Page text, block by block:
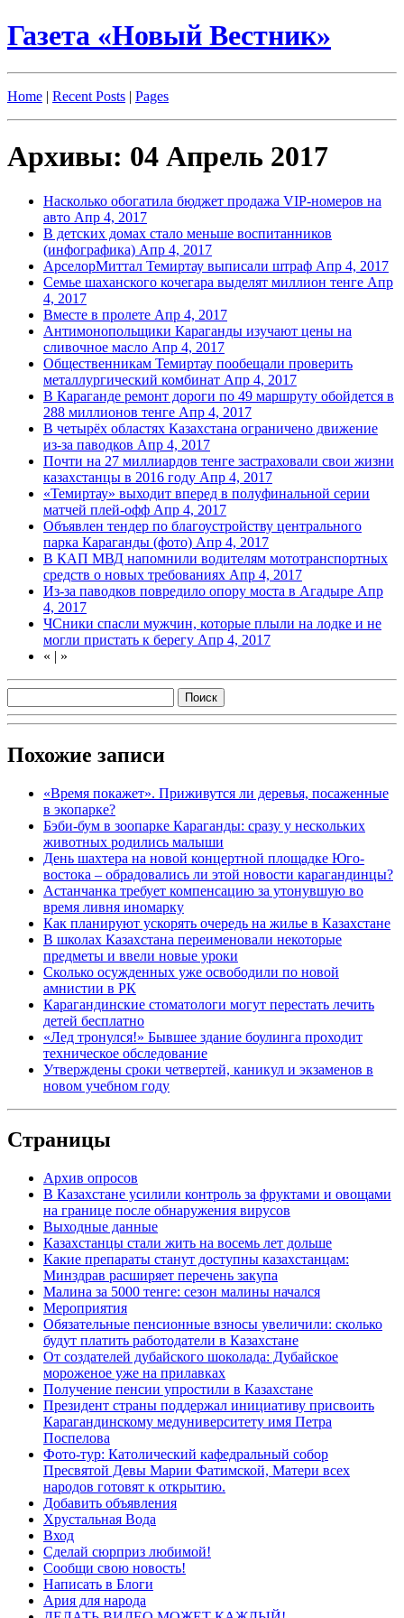
Газета «Новый Вестник»
Home | Recent Posts | Pages
Архивы: 04 Апрель 2017
Насколько обогатила бюджет продажа VIP-номеров на
авто Апр 4, 2017
В детских домах стало меньше воспитанников
(инфографика) Апр 4, 2017
АрселорМиттал Темиртау выписали штраф Апр 4, 2017
Семье шаханского кочегара выделят миллион тенге Апр
4, 2017
Вместе в пролете Апр 4, 2017
Антимонопольщики Караганды изучают цены на
сливочное масло Апр 4, 2017
Общественникам Темиртау пообещали проверить
металлургический комбинат Апр 4, 2017
В Караганде ремонт дороги по 49 маршруту обойдется в
288 миллионов тенге Апр 4, 2017
В четырёх областях Казахстана ограничено движение
из-за паводков Апр 4, 2017
Почти на 27 миллиардов тенге застраховали свои жизни
казахстанцы в 2016 году Апр 4, 2017
«Темиртау» выходит вперед в полуфинальной серии
матчей плей-офф Апр 4, 2017
Объявлен тендер по благоустройству центрального
парка Караганды (фото) Апр 4, 2017
В КАП МВД напомнили водителям мототранспортных
средств о новых требованиях Апр 4, 2017
Из-за паводков повредило опору моста в Агадыре Апр
4, 2017
ЧСники спасли мужчин, которые плыли на лодке и не
могли пристать к берегу Апр 4, 2017
« | »
Похожие записи
«Время покажет». Приживутся ли деревья, посаженные
в экопарке?
Бэби-бум в зоопарке Караганды: сразу у нескольких
животных родились малыши
День шахтера на новой концертной площадке Юго-
востока – обрадовались ли этой новости карагандинцы?
Астанчанка требует компенсацию за утонувшую во
время ливня иномарку
Как планируют ускорять очередь на жилье в Казахстане
В школах Казахстана переименовали некоторые
предметы и ввели новые уроки
Сколько осужденных уже освободили по новой
амнистии в РК
Карагандинские стоматологи могут перестать лечить
детей бесплатно
«Лед тронулся!» Бывшее здание боулинга проходит
техническое обследование
Утверждены сроки четвертей, каникул и экзаменов в
новом учебном году
Страницы
Архив опросов
В Казахстане усилили контроль за фруктами и овощами
на границе после обнаружения вирусов
Выходные данные
Казахстанцы стали жить на восемь лет дольше
Какие препараты станут доступны казахстанцам:
Минздрав расширяет перечень закупа
Малина за 5000 тенге: сезон малины начался
Мероприятия
Обязательные пенсионные взносы увеличили: сколько
будут платить работодатели в Казахстане
От создателей дубайского шоколада: Дубайское
мороженое уже на прилавках
Получение пенсии упростили в Казахстане
Президент страны поддержал инициативу присвоить
Карагандинскому медуниверситету имя Петра
Поспелова
Фото-тур: Католический кафедральный собор
Пресвятой Девы Марии Фатимской, Матери всех
народов готовят к открытию.
Добавить объявления
Хрустальная Вода
Вход
Сделай сюрприз любимой!
Сообщи свою новость!
Написать в Блоги
Ария для народа